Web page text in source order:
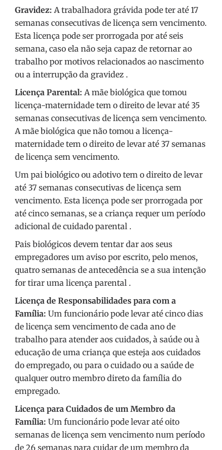
Gravidez: A trabalhadora grávida pode ter até 17
semanas consecutivas de licença sem vencimento.
Esta licença pode ser prorrogada por até seis
semana, caso ela não seja capaz de retornar ao
trabalho por motivos relacionados ao nascimento
ou a interrupção da gravidez .
Licença Parental: A mãe biológica que tomou
licença-maternidade tem o direito de levar até 35
semanas consecutivas de licença sem vencimento.
A mãe biológica que não tomou a licença-
maternidade tem o direito de levar até 37 semanas
de licença sem vencimento.
Um pai biológico ou adotivo tem o direito de levar
até 37 semanas consecutivas de licença sem
vencimento. Esta licença pode ser prorrogada por
até cinco semanas, se a criança requer um período
adicional de cuidado parental .
Pais biológicos devem tentar dar aos seus
empregadores um aviso por escrito, pelo menos,
quatro semanas de antecedência se a sua intenção
for tirar uma licença parental .
Licença de Responsabilidades para com a
Família: Um funcionário pode levar até cinco dias
de licença sem vencimento de cada ano de
trabalho para atender aos cuidados, à saúde ou à
educação de uma criança que esteja aos cuidados
do empregado, ou para o cuidado ou a saúde de
qualquer outro membro direto da família do
empregado.
Licença para Cuidados de um Membro da
Família: Um funcionário pode levar até oito
semanas de licença sem vencimento num período
de 26 semanas para cuidar de um membro da